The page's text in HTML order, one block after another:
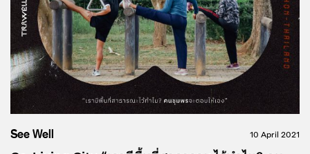
See Well 10 April 2021